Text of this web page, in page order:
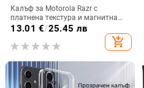
Калъф за Motorola Razr с
платнена текстура и магнитна
панта, флип
13.01 €/25.45 лв
add_shopping_cart